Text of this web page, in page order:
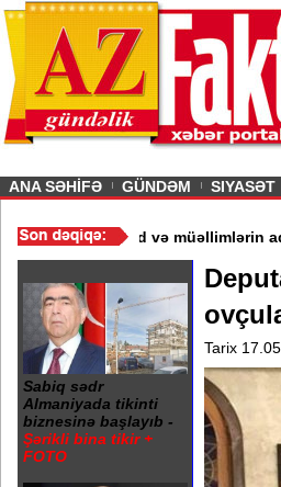
ANA SƏHİFƏ GÜNDƏM SIYASƏT
məktəb bağlandı - Şagird və
Sabiq sədr
Almaniyada tikinti
biznesinə başlayıb -
Şərikli bina tikir +
FOTO
Tarix